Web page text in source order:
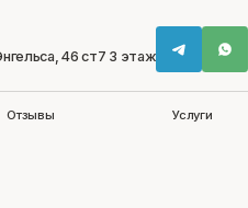
46 ст7 3 этаж
Отзывы Услуги